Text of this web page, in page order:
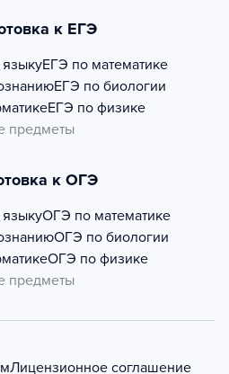
к ЕГЭ
ЕГЭ по математике
ЕГЭ по биологии
ЕГЭ по физике
предметы
к ОГЭ
ОГЭ по математике
ОГЭ по биологии
ОГЭ по физике
предметы
Лицензионное соглашение